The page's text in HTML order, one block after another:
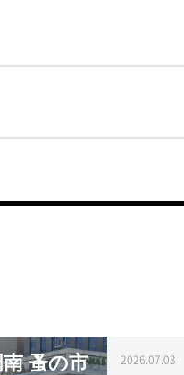
蚤の市
2026.07.03